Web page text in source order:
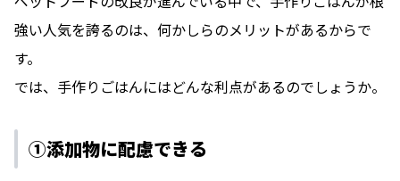
強い人気を誇るのは、何かしらのメリットがあるからで
す。
では、手作りごはんにはどんな利点があるのでしょうか。
①添加物に配慮できる